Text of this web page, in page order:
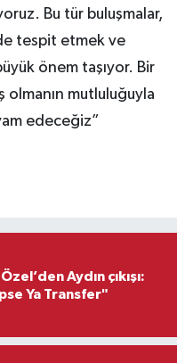
Bu tür buluşmalar,
tespit etmek ve
önem taşıyor. Bir
mutluluğuyla
edeceğiz”
Aydın çıkışı:
Ya Transfer"